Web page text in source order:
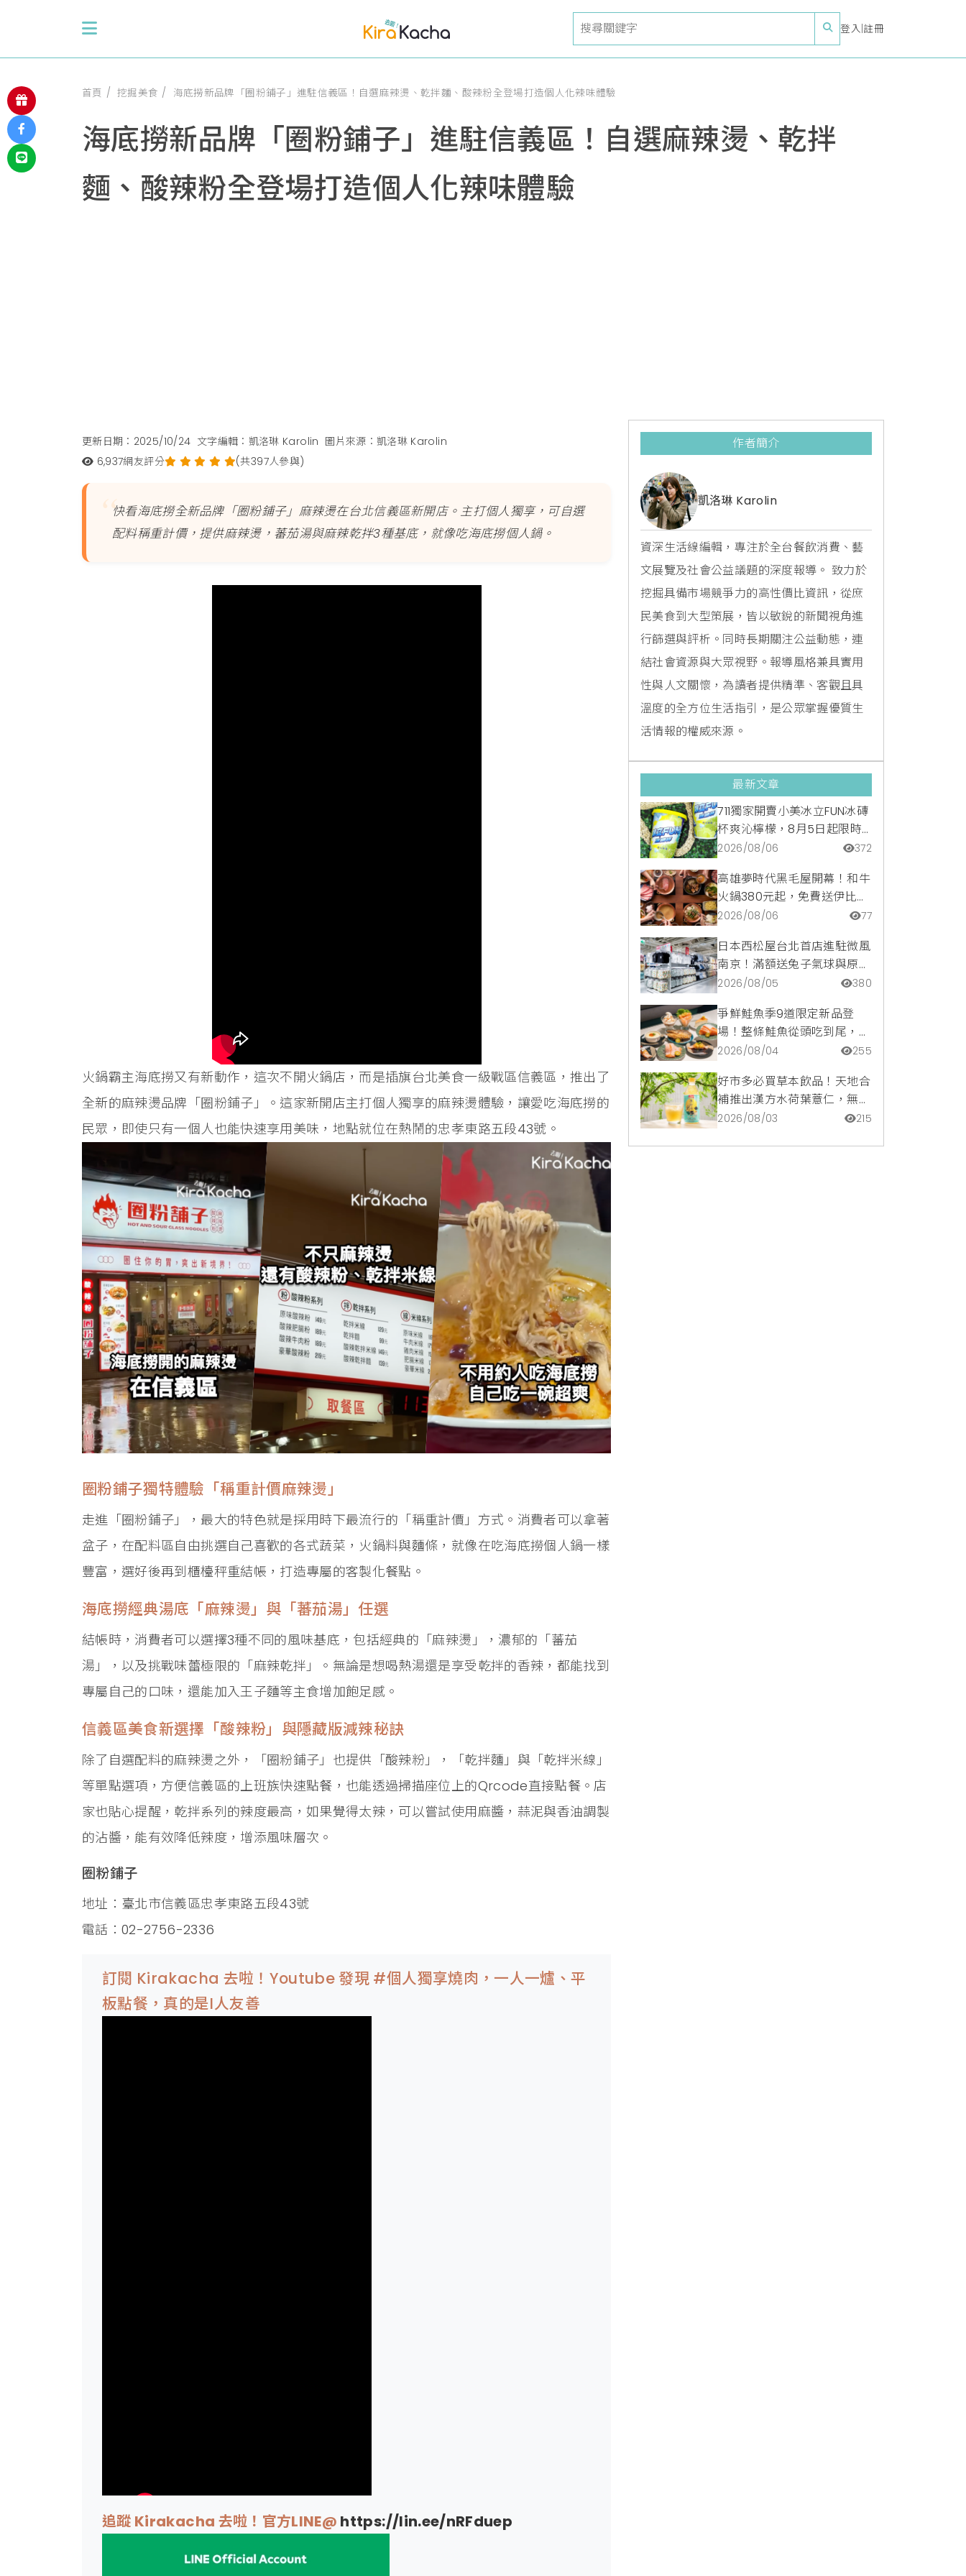
登入 註冊
首頁 挖掘美食 海底撈新品牌「圈粉鋪子」進駐信義區！自選麻辣燙、乾拌麵、酸辣粉全登場打造個人化辣味體驗
海底撈新品牌「圈粉鋪子」進駐信義區！自選麻辣燙、乾拌
麵、酸辣粉全登場打造個人化辣味體驗
更新日期：2025/10/24 文字編輯：凱洛琳 Karolin 圖片來源：凱洛琳 Karolin
6,937網友評分 (共397人參與)
快看海底撈全新品牌「圈粉鋪子」麻辣燙在台北信義區新開店。主打個人獨享，可自選
配料稱重計價，提供麻辣燙，蕃茄湯與麻辣乾拌3種基底，就像吃海底撈個人鍋。
火鍋霸主海底撈又有新動作，這次不開火鍋店，而是插旗台北美食一級戰區信義區，推出了
全新的麻辣燙品牌「圈粉鋪子」。這家新開店主打個人獨享的麻辣燙體驗，讓愛吃海底撈的
民眾，即使只有一個人也能快速享用美味，地點就位在熱鬧的忠孝東路五段43號。
圈粉鋪子獨特體驗「稱重計價麻辣燙」
走進「圈粉鋪子」，最大的特色就是採用時下最流行的「稱重計價」方式。消費者可以拿著
盆子，在配料區自由挑選自己喜歡的各式蔬菜，火鍋料與麵條，就像在吃海底撈個人鍋一樣
豐富，選好後再到櫃檯秤重結帳，打造專屬的客製化餐點。
海底撈經典湯底「麻辣燙」與「蕃茄湯」任選
結帳時，消費者可以選擇3種不同的風味基底，包括經典的「麻辣燙」，濃郁的「蕃茄
湯」，以及挑戰味蕾極限的「麻辣乾拌」。無論是想喝熱湯還是享受乾拌的香辣，都能找到
專屬自己的口味，還能加入王子麵等主食增加飽足感。
信義區美食新選擇「酸辣粉」與隱藏版減辣秘訣
除了自選配料的麻辣燙之外，「圈粉鋪子」也提供「酸辣粉」，「乾拌麵」與「乾拌米線」
等單點選項，方便信義區的上班族快速點餐，也能透過掃描座位上的Qrcode直接點餐。店
家也貼心提醒，乾拌系列的辣度最高，如果覺得太辣，可以嘗試使用麻醬，蒜泥與香油調製
的沾醬，能有效降低辣度，增添風味層次。
圈粉鋪子
地址：臺北市信義區忠孝東路五段43號
電話：02-2756-2336
訂閱 Kirakacha 去啦！Youtube 發現 #個人獨享燒肉，一人一爐、平
板點餐，真的是I人友善
追蹤 Kirakacha 去啦！官方LINE@ https://lin.ee/nRFduep
作者簡介
凱洛琳 Karolin
資深生活線編輯，專注於全台餐飲消費、藝
文展覽及社會公益議題的深度報導。 致力於
挖掘具備市場競爭力的高性價比資訊，從庶
民美食到大型策展，皆以敏銳的新聞視角進
行篩選與評析。同時長期關注公益動態，連
結社會資源與大眾視野。報導風格兼具實用
性與人文關懷，為讀者提供精準、客觀且具
溫度的全方位生活指引，是公眾掌握優質生
活情報的權威來源。
最新文章
711獨家開賣小美冰立FUN冰磚
杯爽沁檸檬，8月5日起限時
嚐鮮價39元特調咖啡氣泡水
2026/08/06 372
高雄夢時代黑毛屋開幕！和牛
火鍋380元起，免費送伊比利
豬再享青森蘋果冰淇淋加購
2026/08/06 77
日本西松屋台北首店進駐微風
南京！滿額送兔子氣球與原創
托特包，指定夏裝享8折優惠
2026/08/05 380
爭鮮鮭魚季9道限定新品登
場！整條鮭魚從頭吃到尾，鹹
甜鮭魚卵霜淇淋開吃，滿額再
2026/08/04 255
好市多必買草本飲品！天地合
補推出漢方水荷葉薏仁，無咖
啡因低卡路里輕鬆喝無負擔
2026/08/03 215